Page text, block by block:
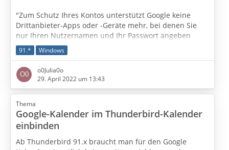
"Zum Schutz Ihres Kontos unterstützt Google keine
Drittanbieter-Apps oder -Geräte mehr, bei denen Sie
nur Ihren Nutzernamen und Ihr Passwort angeben
müssen, um sich in Ihrem Google-Konto anzumelden.
Stattdessen muss die Anmeldung mit
anmelden
wie OAuth 2.0 erfolgen.Weitere Informationen
Ist Thunderbird solch ein sicheres Programm? Also
kann ich damit weiterhin E-Mails abrufen?
91.* Windows
o0Julia0o
29. April 2022 um 13:43
Thema
Google-Kalender im Thunderbird-Kalender
einbinden
Ab Thunderbird 91.x braucht man für den Google